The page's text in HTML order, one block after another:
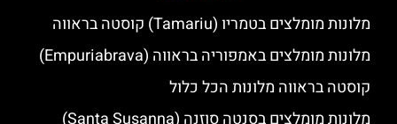
מלונות מומלצים בטמריו (Tamariu) קוסטה בראווה
מלונות מומלצים באמפוריה בראווה (Empuriabrava)
קוסטה בראווה מלונות הכל כלול